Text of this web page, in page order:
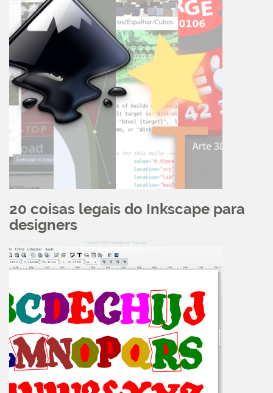
20 coisas legais do Inkscape para
designers